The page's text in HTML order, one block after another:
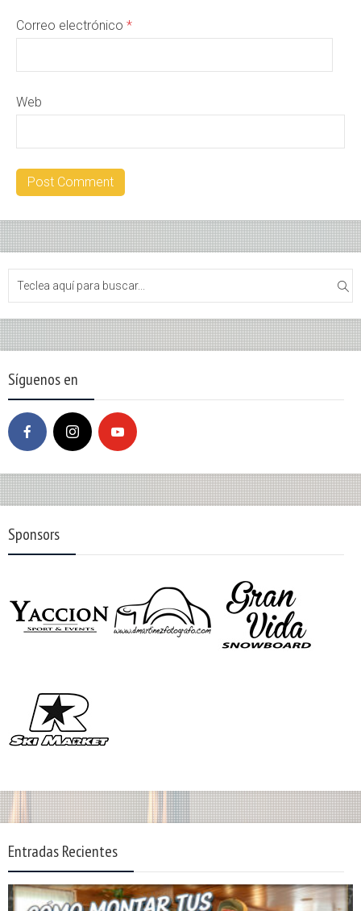
Correo electrónico *
Web
Síguenos en
Sponsors
Entradas Recientes